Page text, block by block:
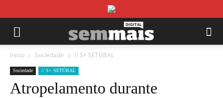
Início Sociedade // S+ SETÚBAL
Sociedade // S+ SETÚBAL
Atropelamento durante